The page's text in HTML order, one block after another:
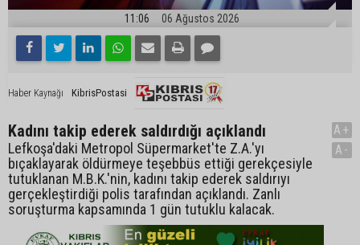
11:06 06 Ağustos 2026
Haber Kaynağı KibrisPostasi
Kadını takip ederek saldırdığı açıklandı
Lefkoşa'daki Metropol Süpermarket'te Z.A.'yı
bıçaklayarak öldürmeye teşebbüs ettiği gerekçesiyle
tutuklanan M.B.K.'nin, kadını takip ederek saldırıyı
gerçekleştirdiği polis tarafından açıklandı. Zanlı
soruşturma kapsamında 1 gün tutuklu kalacak.
A+
A-